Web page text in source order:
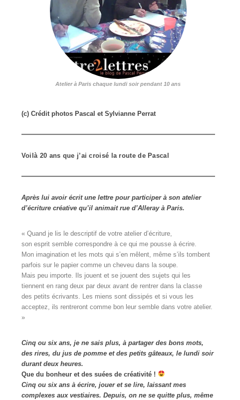
Atelier à Paris chaque lundi soir pendant 10 ans
(c) Crédit photos Pascal et Sylvianne Perrat
Voilà 20 ans que j’ai croisé la route de Pascal
Après lui avoir écrit une lettre pour participer à son atelier
d’écriture créative qu’il animait rue d’Alleray à Paris.
« Quand je lis le descriptif de votre atelier d’écriture,
son esprit semble correspondre à ce qui me pousse à écrire.
Mon imagination et les mots qui s’en mêlent, même s’ils tombent
parfois sur le papier comme un cheveu dans la soupe.
Mais peu importe. Ils jouent et se jouent des sujets qui les
tiennent en rang deux par deux avant de rentrer dans la classe
des petits écrivants. Les miens sont dissipés et si vous les
acceptez, ils rentreront comme bon leur semble dans votre atelier.
»
Cinq ou six ans, je ne sais plus, à partager des bons mots,
des rires, du jus de pomme et des petits gâteaux, le lundi soir
durant deux heures.
Que du bonheur et des suées de créativité !
Cinq ou six ans à écrire, jouer et se lire, laissant mes
complexes aux vestiaires. Depuis, on ne se quitte plus, même